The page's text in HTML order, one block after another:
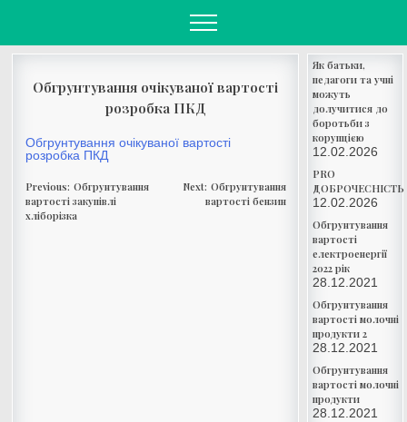
Обгрунтування очікуваної вартості
розробка ПКД
Обгрунтування очікуваної вартості
розробка ПКД
Навігація
записів
Previous: Обгрунтування
вартості закупівлі
хліборізка
Next: Обгрунтування
вартості бензин
Як батьки,
педагоги та учні
можуть
долучитися до
боротьби з
корупцією
12.02.2026
PRO
ДОБРОЧЕСНІСТЬ
12.02.2026
Обгрунтування
вартості
електроенергії
2022 рік
28.12.2021
Обгрунтування
вартості молочні
продукти 2
28.12.2021
Обгрунтування
вартості молочні
продукти
28.12.2021